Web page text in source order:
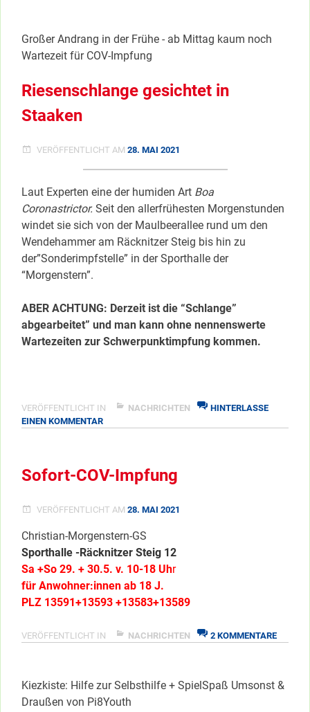
FÜR
PLZ
13591
13589
Großer Andrang in der Frühe - ab Mittag kaum noch
Wartezeit für COV-Impfung
Riesenschlange gesichtet in
Staaken
VERÖFFENTLICHT AM 28. MAI 2021
Laut Experten eine der humiden Art Boa
Coronastrictor. Seit den allerfrühesten Morgenstunden
windet sie sich von der Maulbeerallee rund um den
Wendehammer am Räcknitzer Steig bis hin zu
der”Sonderimpfstelle” in der Sporthalle der
“Morgenstern”.
ABER ACHTUNG: Derzeit ist die “Schlange”
abgearbeitet” und man kann ohne nennenswerte
Wartezeiten zur Schwerpunktimpfung kommen.
VERÖFFENTLICHT IN NACHRICHTEN
HINTERLASSE
EINEN KOMMENTARZU
STAAKEN
Sofort-COV-Impfung
VERÖFFENTLICHT AM 28. MAI 2021
Christian-Morgenstern-GS
Sporthalle -Räcknitzer Steig 12
Sa +So 29. + 30.5. v. 10-18 Uhr
für Anwohner:innen ab 18 J.
PLZ 13591+13593 +13583+13589
VERÖFFENTLICHT IN NACHRICHTEN 2 KOMMENTAREZU
Kiezkiste: Hilfe zur Selbsthilfe + SpielSpaß Umsonst &
Draußen von Pi8Youth